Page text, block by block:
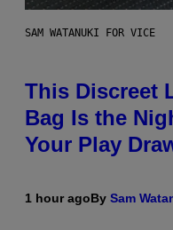
SAM WATANUKI FOR VICE
This Discreet
Bag Is the
Your Play
1 hour agoBy Sam